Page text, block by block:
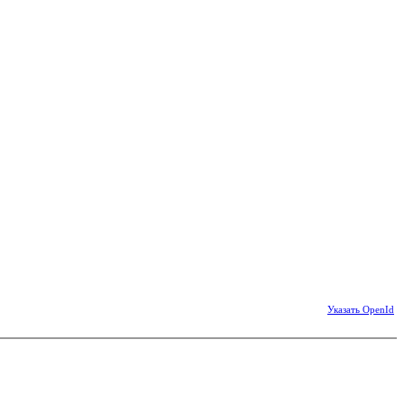
Указать OpenId